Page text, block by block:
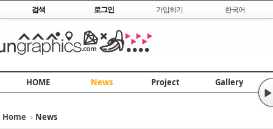
Skip to content
검색 로그인 가입하기 한국어
HOME News Project Gallery
▶
Home › News